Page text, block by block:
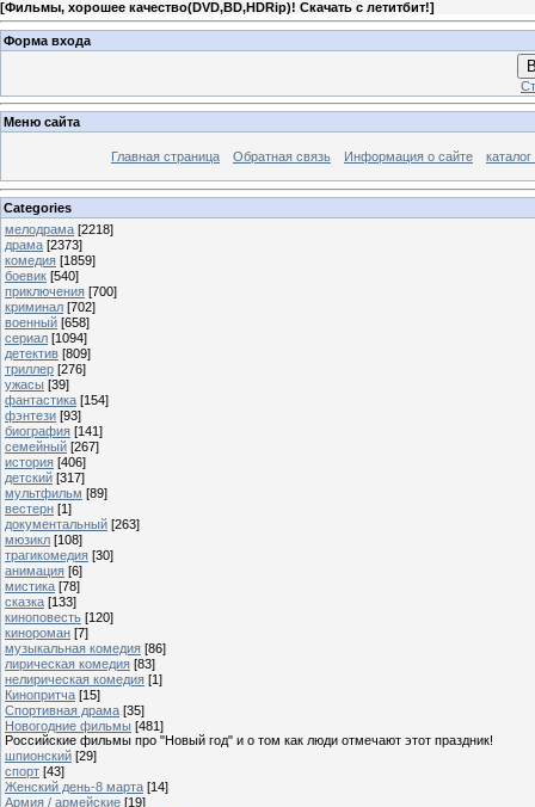
[Фильмы, хорошее качество(DVD,BD,HDRip)! Скачать с летитбит!]
Форма входа
Меню сайта
Главная страница Обратная связь Информация о сайте
Categories
мелодрама [2218]
драма [2373]
комедия [1859]
боевик [540]
приключения [700]
криминал [702]
военный [658]
сериал [1094]
детектив [809]
триллер [276]
ужасы [39]
фантастика [154]
фэнтези [93]
биография [141]
семейный [267]
история [406]
детский [317]
мультфильм [89]
вестерн [1]
документальный [263]
мюзикл [108]
трагикомедия [30]
анимация [6]
мистика [78]
сказка [133]
киноповесть [120]
кинороман [7]
музыкальная комедия [86]
лирическая комедия [83]
нелирическая комедия [1]
Кинопритча [15]
Спортивная драма [35]
Новогодние фильмы [481]
Российские фильмы про "Новый год" и о том как люди отмечают этот праздник!
шпионский [29]
спорт [43]
Женский день-8 марта [14]
Армия / армейские [19]